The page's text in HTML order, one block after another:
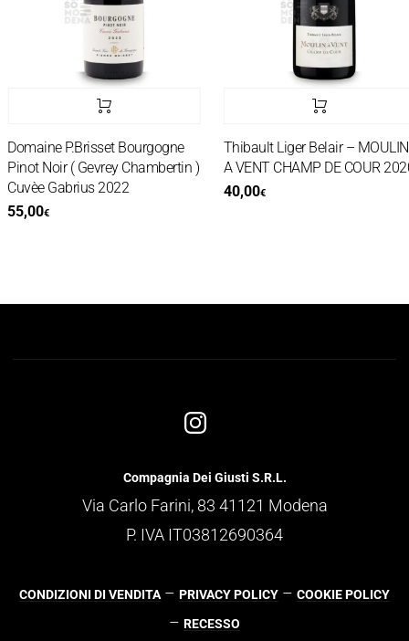
P.Brisset Bourgogne
Noir ( Gevrey Chambertin )
Gabrius 2022
€
Thibault Liger Belair – MOULIN
A VENT CHAMP DE COUR 2020
40,00€
Compagnia Dei Giusti S.R.L.
Via Carlo Farini, 83 41121 Modena
P. IVA IT03812690364
CONDIZIONI DI VENDITA – PRIVACY POLICY – COOKIE POLICY
– RECESSO